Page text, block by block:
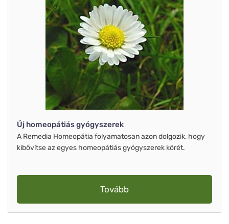
Új homeopátiás gyógyszerek
A Remedia Homeopátia folyamatosan azon dolgozik, hogy
kibővítse az egyes homeopátiás gyógyszerek körét.
Tovább